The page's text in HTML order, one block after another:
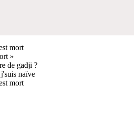
mort
»
de gadji ?
naïve
mort